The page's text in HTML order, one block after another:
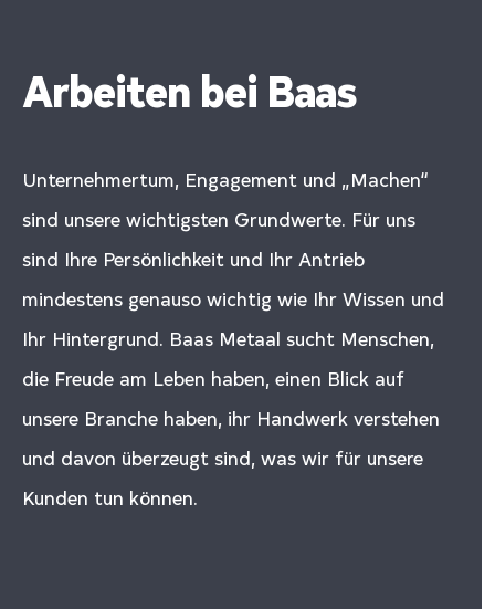
Arbeiten bei Baas
Unternehmertum, Engagement und „Machen“
sind unsere wichtigsten Grundwerte. Für uns
sind Ihre Persönlichkeit und Ihr Antrieb
mindestens genauso wichtig wie Ihr Wissen und
Ihr Hintergrund. Baas Metaal sucht Menschen,
die Freude am Leben haben, einen Blick auf
unsere Branche haben, ihr Handwerk verstehen
und davon überzeugt sind, was wir für unsere
Kunden tun können.